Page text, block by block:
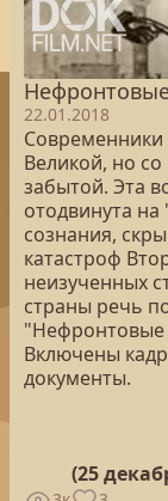
22.01.2018
Великой, но
забытой. Эта
отодвинута
сознания,
катастроф
неизученных
страны речь
"Нефронтовые
Включены
документы.
(25